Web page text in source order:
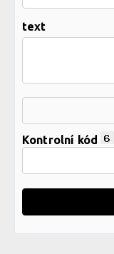
text
Kontrolní kód